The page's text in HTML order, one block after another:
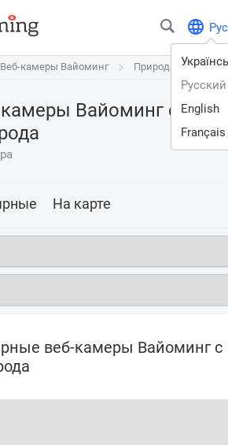
Рус
Русский
English
Français
Веб-камеры Вайоминг Природа
Веб-камеры Вайоминг
Вайоминг с
На карте
веб-камеры Вайоминг с